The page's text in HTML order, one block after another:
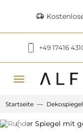
delivery_truck_speed
+49 17416
menu
Startseite Dekospiegel
Previous